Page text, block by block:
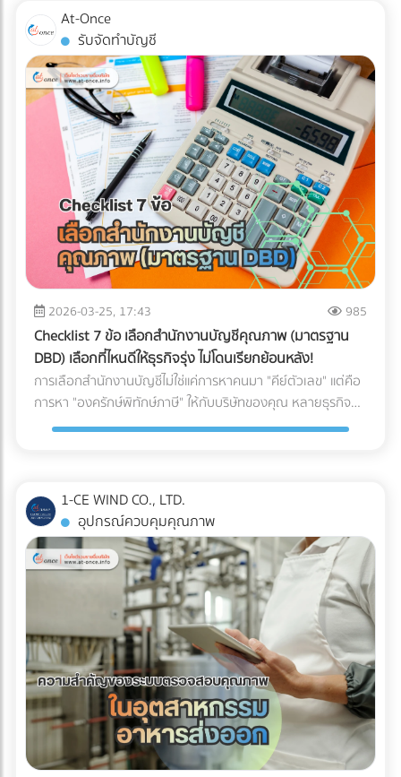
ว่าข้อมูลทุกเส้นทางเงินถูกส่งเข้าระบบอย่างถูกต้อง 100% 3.
ยกระดับบทบาทสู่ "Virtual CFO" (ที่ปรึกษาทางการเงินส่วนตัว)
บทบาทของนักบัญชีในปี 2026 ไม่ได้จบแค่การปิดงบ แต่คนเก่งๆ
จะนำ Data มาวิเคราะห์เพื่อวางแผนกลยุทธ์ ไม่ว่าจะเป็นการหา
ช่องทางใช้สิทธิประโยชน์ทางภาษีอย่างถูกต้อง การประเมินผลกระ
ทบจากภาษีคาร์บอน (Carbon Tax) ไปจนถึงการจัดทำงบการเงิน
ให้พร้อมสำหรับการสเกลธุรกิจ บทสรุป: AI ไม่ได้ถูกสร้างมาเพื่อ
จับผิดคนทำถูก แต่สร้างมาเพื่อหา "ความย้อนแย้งของ Data"
ดังนั้น ตราบใดที่งบการเงินและเอกสารทางภาษีของคุณ
สอดคล้องกับความเป็นจริง AI ของสรรพากรก็ไม่ใช่เรื่องที่น่า
กลัวแต่อย่างใด ไม่แพ้คู่แข่ง ไม่พลาดเรื่องภาษี!
At-Once
รับจัดทำบัญชี
2026-03-25, 17:43 985
Checklist 7 ข้อ เลือกสำนักงานบัญชีคุณภาพ (มาตรฐาน
DBD) เลือกที่ไหนดีให้ธุรกิจรุ่ง ไม่โดนเรียกย้อนหลัง!
การเลือกสำนักงานบัญชีไม่ใช่แค่การหาคนมา "คีย์ตัวเลข" แต่คือ
การหา "องครักษ์พิทักษ์ภาษี" ให้กับบริษัทของคุณ หลายธุรกิจ
ต้องปิดตัวลงหรือเสียกำไรมหาศาลเพียงเพราะการจัดการบัญชีที่
คุ้มค่าและปลอดภัยที่สุด
1-CE WIND CO., LTD.
อุปกรณ์ควบคุมคุณภาพ